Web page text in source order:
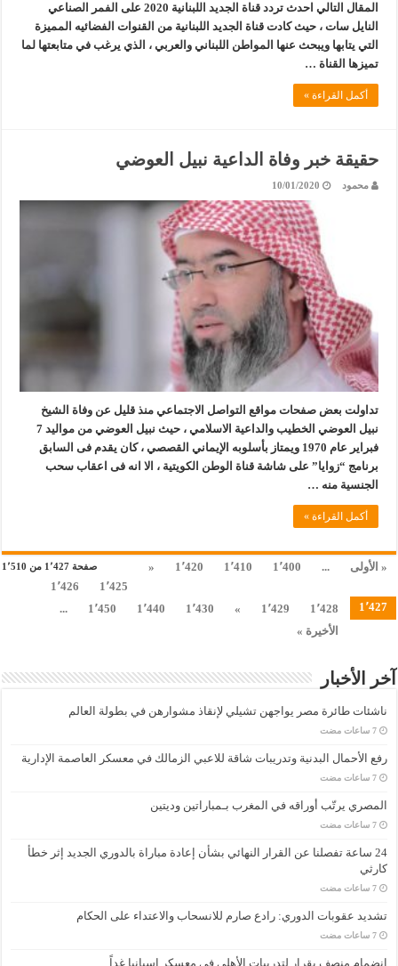
المقال التالي احدث تردد قناة الجديد اللبنانية 2020 على الفمر الصناعي
النايل سات ، حيث كادت قناة الجديد اللبنانية من القنوات الفضائيه المميزة
التي يتابها ويبحث عنها المواطن اللبناني والعربي ، الذي يرغب في متابعتها لما
تميزها القناة …
أكمل القراءة »
حقيقة خبر وفاة الداعية نبيل العوضي
محمود 10/01/2020
تداولت بعض صفحات مواقع التواصل الاجتماعي منذ قليل عن وفاة الشيخ
نبيل العوضي الخطيب والداعية الاسلامي ، حيث نبيل العوضي من مواليد 7
فبراير عام 1970 ويمتاز بأسلوبه الإيماني القصصي ، كان يقدم فى السابق
برنامج “زوايا” على شاشة قناة الوطن الكويتية ، الا انه فى اعقاب سحب
الجنسية منه …
أكمل القراءة »
صفحة 1٬427 من 1٬510 « الأولى ... 1٬400 1٬410 1٬420
«
1٬425
1٬426
1٬427
1٬428 1٬429 » 1٬430 1٬440 1٬450
...
الأخيرة »
آخر الأخبار
ناشئات طائرة مصر يواجهن تشيلي لإنقاذ مشوارهن في بطولة العالم
‏7 ساعات مضت
رفع الأحمال البدنية وتدريبات شاقة للاعبي الزمالك في معسكر العاصمة الإدارية
‏7 ساعات مضت
المصري يرتّب أوراقه في المغرب بـمباراتين وديتين
‏7 ساعات مضت
24 ساعة تفصلنا عن القرار النهائي بشأن إعادة مباراة بالدوري الجديد إثر خطأ
كارثي
‏7 ساعات مضت
تشديد عقوبات الدوري: رادع صارم للانسحاب والاعتداء على الحكام
‏7 ساعات مضت
انضمام منصف بقرار لتدريبات الأهلي في معسكر إسبانيا غداً